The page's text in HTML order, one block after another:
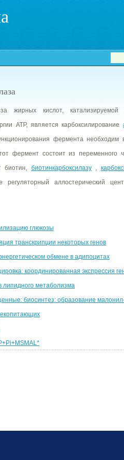
жирных кислот, катализируемой
ATP, является карбоксилирование
фермента необходим
фермент состоит из переменного
биотин, биотинкарбоксилазу,
аллостерический
глюкозы
транскрипции некоторых генов
обмене в адипоцитах
координированная экспрессия
липидного метаболизма
биосинтез: образование